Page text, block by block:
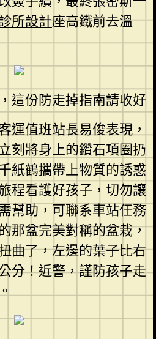
所設計座高鐵前去溫
這份防走掉指南請收好
運值班站長易俊表現，
刻將身上的鑽石項圈扔
紙鶴攜帶上物質的誘惑
程看護好孩子，切勿讓
幫助，可聯系車站任務
那盆完美對稱的盆栽，
曲了，左邊的葉子比右
分！近警，謹防孩子走